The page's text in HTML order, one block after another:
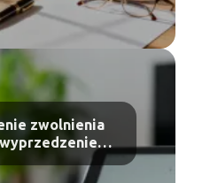
zwolnienia
–
zrobić?